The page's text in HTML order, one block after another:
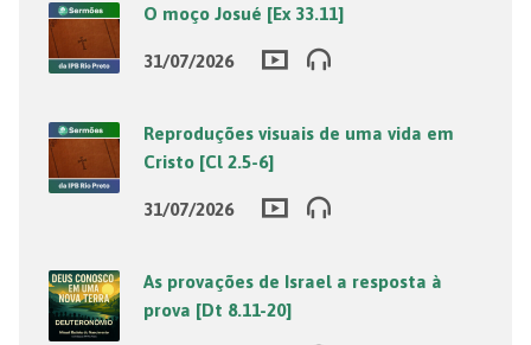
O moço Josué [Ex 33.11]
31/07/2026
Reproduções visuais de uma vida em
Cristo [Cl 2.5-6]
31/07/2026
As provações de Israel a resposta à
prova [Dt 8.11-20]